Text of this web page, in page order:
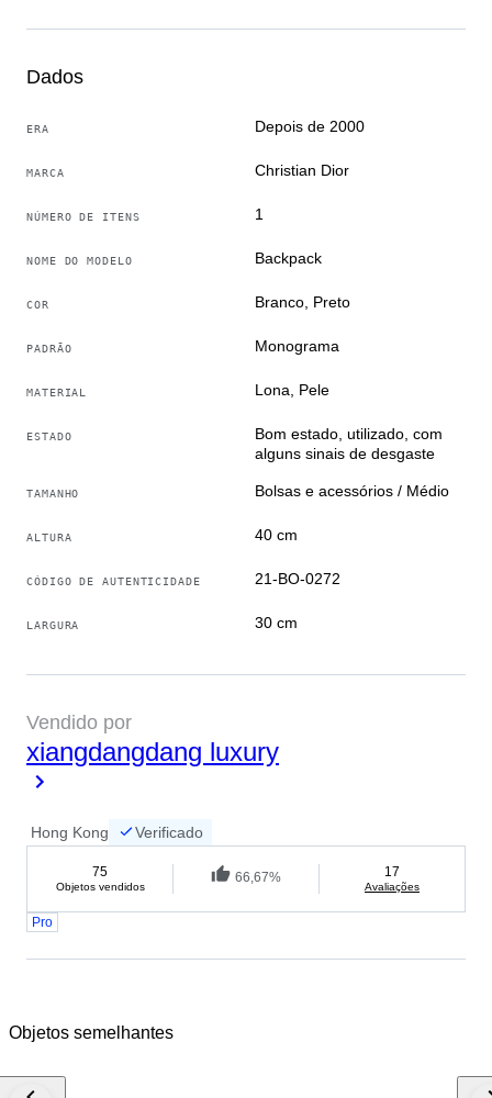
insistimos que bons produtos têm valor patrimonial,
produtos para você
Traduzido pelo Google Tradutor
Dados
ERA Depois de 2000
MARCA Christian Dior
NÚMERO DE ITENS 1
NOME DO MODELO Backpack
COR Branco, Preto
PADRÃO Monograma
MATERIAL Lona, Pele
ESTADO
Bom estado, utilizado, com
alguns sinais de desgaste
TAMANHO Bolsas e acessórios / Médio
ALTURA 40 cm
CÓDIGO DE AUTENTICIDADE 21-BO-0272
LARGURA 30 cm
Vendido por
xiangdangdang luxury
Hong Kong Verificado
75
Objetos vendidos
66,67% 17
Avaliações
Pro
Objetos semelhantes